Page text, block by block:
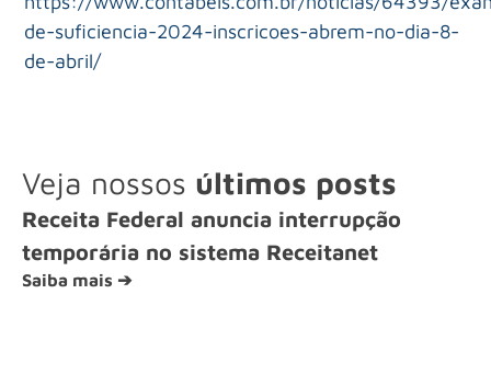
de-suficiencia-2024-inscricoes-abrem-no-dia-8-
de-abril/
Veja nossos últimos posts
Receita Federal anuncia interrupção
temporária no sistema Receitanet
Saiba mais ➔